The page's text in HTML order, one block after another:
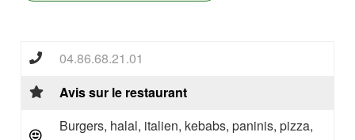
04.86.68.21.01
Avis sur le restaurant
Burgers, halal, italien, kebabs, paninis, pizza,